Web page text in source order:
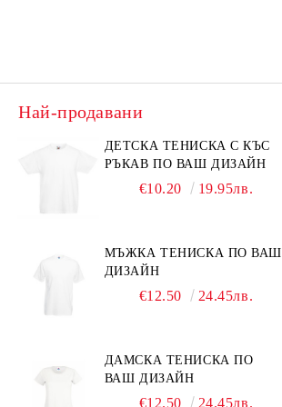
Най-продавани
ДЕТСКА ТЕНИСКА С КЪС
РЪКАВ ПО ВАШ ДИЗАЙН
€10.20 19.95лв.
МЪЖКА ТЕНИСКА ПО ВАШ
ДИЗАЙН
€12.50 24.45лв.
ДАМСКА ТЕНИСКА ПО
ВАШ ДИЗАЙН
€12.50 24.45лв.